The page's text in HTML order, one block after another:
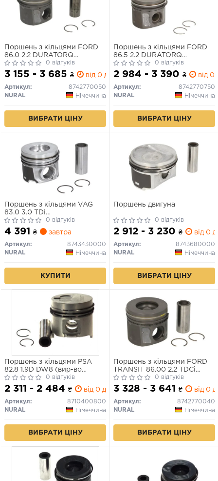
Поршень з кільцями FORD
86.0 2.2 DURATORQ
CYFA/CYFB/QJBA/QJBB
2011- (вир-во NURAL)
0 відгуків
3 155 - 3 685 ₴ від 0 дн.
Артикул:
8742770050
NURAL
Німеччина
ВИБРАТИ ЦІНУ
Поршень з кільцями FORD
86.5 2.2 DURATORQ
CYFA/CYFB/QJBA/QJBB 2011
(вир-во NURAL)
0 відгуків
2 984 - 3 390 ₴ від 0
Артикул:
8742770750
NURAL
Німеччина
ВИБРАТИ ЦІНУ
Поршень з кільцями VAG
83.0 3.0 TDi
ASB/BNG/BMK/BKN/BKS/BUG/BUN/CASB/CATA/CDYB
2003-> (вир-во NURAL)
0 відгуків
4 391 ₴ завтра
Артикул:
8743430000
NURAL
Німеччина
КУПИТИ
Поршень двигуна
0 відгуків
2 912 - 3 230 ₴ від 0
Артикул:
8743680000
NURAL
Німеччина
ВИБРАТИ ЦІНУ
Поршень з кільцями PSA
82.8 1.9D DW8 (вир-во
NURAL)
0 відгуків
2 311 - 2 484 ₴ від 0 дн.
Артикул:
8710400800
NURAL
Німеччина
ВИБРАТИ ЦІНУ
Поршень з кільцями FORD
TRANSIT 86.00 2.2 TDCi
DURATORQ
CYRA/PGFA/SRFA/UHFA
2007- (вир-во NURAL)
0 відгуків
3 328 - 3 641 ₴ від 0
Артикул:
8742770040
NURAL
Німеччина
ВИБРАТИ ЦІНУ